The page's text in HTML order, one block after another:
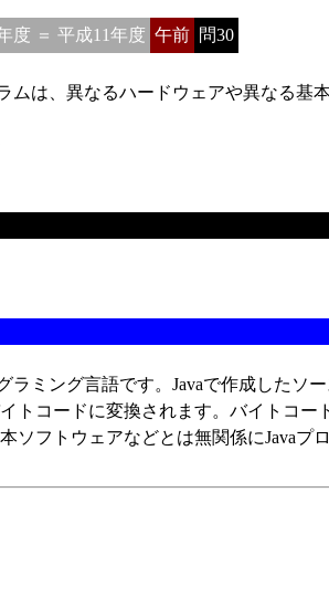
度 ＝ 平成11年度 午前 問30
ムは、異なるハードウェアや異なる基
ラミング言語です。Javaで作成したソ
トコードに変換されます。バイトコー
ソフトウェアなどとは無関係にJavaプ